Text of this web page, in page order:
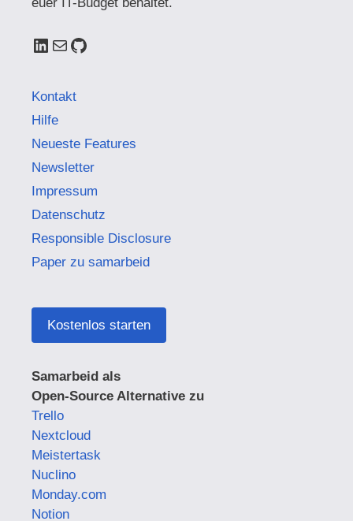
LinkedIn
E-MailGitHub
Kontakt
Hilfe
Neueste Features
Newsletter
Impressum
Datenschutz
Responsible Disclosure
Paper zu samarbeid
Kostenlos starten
Samarbeid als
Open-Source Alternative zu
Trello
Nextcloud
Meistertask
Nuclino
Monday.com
Notion